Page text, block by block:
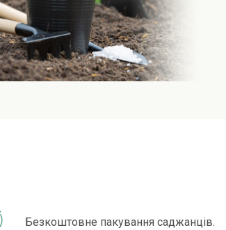
Безкоштовне пакування саджанців.